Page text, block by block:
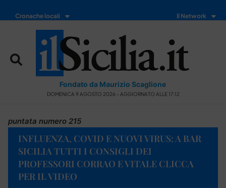
Cronache locali Il Network
Fondato da Maurizio Scaglione
DOMENICA 9 AGOSTO 2026 - AGGIORNATO ALLE 17:12
puntata numero 215
INFLUENZA, COVID E NUOVI VIRUS: A BAR
SICILIA TUTTI I CONSIGLI DEI
PROFESSORI CORRAO E VITALE CLICCA
PER IL VIDEO